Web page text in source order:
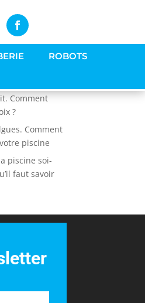
ROBOTS
Comment
?
Comment
piscine
piscine soi-
faut savoir